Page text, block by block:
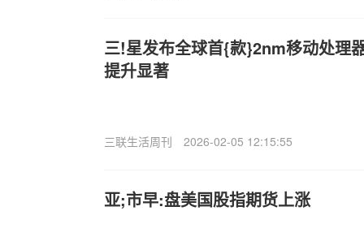
三!星发布全球首{款}2nm移动处理
提升显著
三联生活周刊 2026-02-05 12:15:55
亚;市早:盘美国股指期货上涨